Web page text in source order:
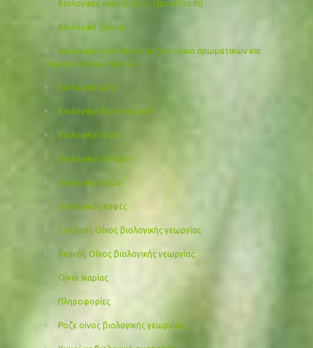
Βιολογικές υπερτροφές (superfoods)
Βιολογική ζάχαρη
Βιολογικό πολλαπλασιαστικό υλικό αρωματικών και
φαρμακευτικών φυτών
Βιολογικό ρύζι
Βιολογικοί ξηροί καρποί
Βιολογικοί οίνοι
Βιολογικοί σπόροι
Βιολογικοί χυμοί
Βιολογικός καφές
Ερυθρός Οίνος βιολογικής γεωργίας
Λευκός Οίνος βιολογικής γεωργίας
Οίνοι Ικαρίας
Πληροφορίες
Ροζε οίνος βιολογικής γεωργίας